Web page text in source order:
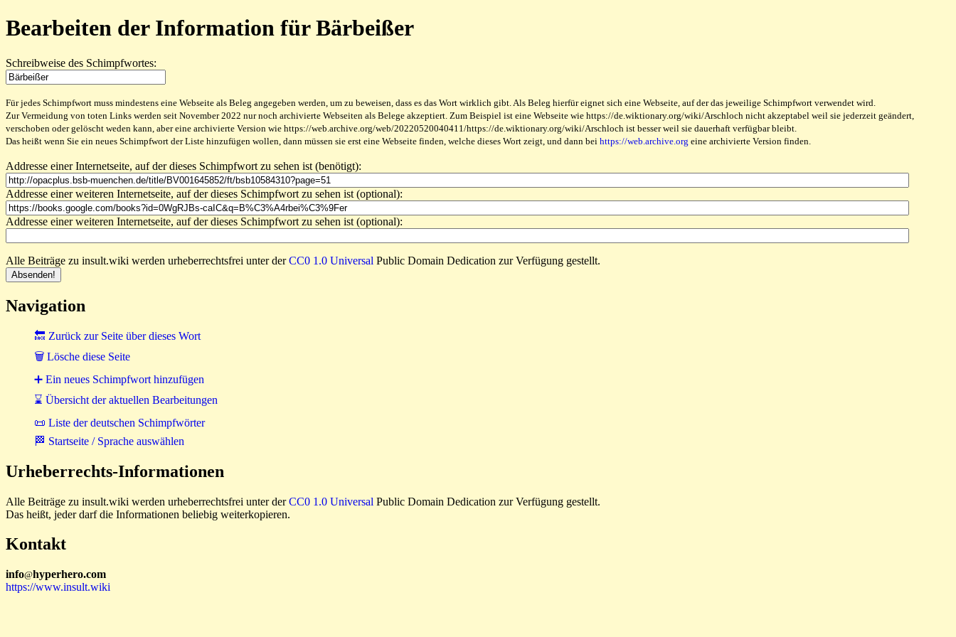
Bearbeiten der Information für Bärbeißer
Schreibweise des Schimpfwortes:
Für jedes Schimpfwort muss mindestens eine Webseite als Beleg angegeben werden, um zu beweisen, dass es das Wort wirklich gibt. Als Beleg hierfür eignet sich eine Webseite, auf der das jeweilige Schimpfwort verwendet wird.
Zur Vermeidung von toten Links werden seit November 2022 nur noch archivierte Webseiten als Belege akzeptiert. Zum Beispiel ist eine Webseite wie https://de.wiktionary.org/wiki/Arschloch nicht akzeptabel weil sie jederzeit geändert,
verschoben oder gelöscht weden kann, aber eine archivierte Version wie https://web.archive.org/web/20220520040411/https://de.wiktionary.org/wiki/Arschloch ist besser weil sie dauerhaft verfügbar bleibt.
Das heißt wenn Sie ein neues Schimpfwort der Liste hinzufügen wollen, dann müssen sie erst eine Webseite finden, welche dieses Wort zeigt, und dann bei https://web.archive.org eine archivierte Version finden.
Addresse einer Internetseite, auf der dieses Schimpfwort zu sehen ist (benötigt):
Addresse einer weiteren Internetseite, auf der dieses Schimpfwort zu sehen ist (optional):
Addresse einer weiteren Internetseite, auf der dieses Schimpfwort zu sehen ist (optional):
Alle Beiträge zu insult.wiki werden urheberrechtsfrei unter derCC0 1.0 Universal Public Domain Dedication zur Verfügung gestellt.
Navigation
🔙 Zurück zur Seite über dieses Wort
🗑 Lösche diese Seite
➕ Ein neues Schimpfwort hinzufügen
⌛ Übersicht der aktuellen Bearbeitungen
📜 Liste der deutschen Schimpfwörter
🏁 Startseite / Sprache auswählen
Urheberrechts-Informationen
Alle Beiträge zu insult.wiki werden urheberrechtsfrei unter derCC0 1.0 Universal Public Domain Dedication zur Verfügung gestellt.
Das heißt, jeder darf die Informationen beliebig weiterkopieren.
Kontakt
info@hyperhero.com
https://www.insult.wiki